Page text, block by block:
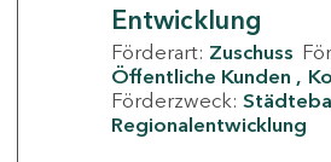
Entwicklung
Förderart: Zuschuss
Öffentliche Kunden
Förderzweck:
Regionalentwicklung